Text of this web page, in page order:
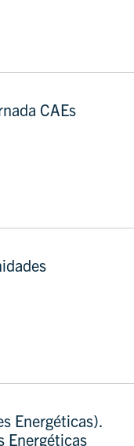
CAEs
Energéticas).
Energéticas